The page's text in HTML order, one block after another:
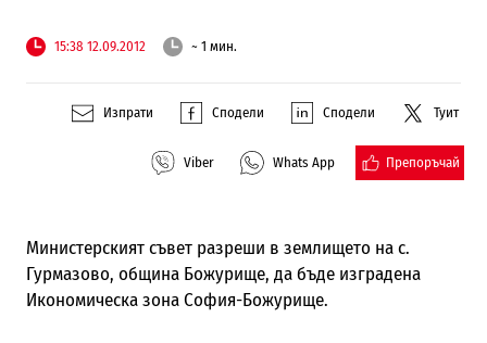
15:38 12.09.2012 ~ 1 мин.
Изпрати Сподели Сподели Туит
Viber Whats App Препоръчай
Министерският съвет разреши в землището на с.
Гурмазово, община Божурище, да бъде изградена
Икономическа зона София-Божурище.